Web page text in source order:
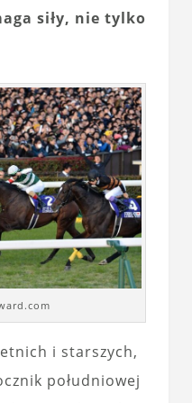
siły, nie tylko
i starszych,
południowej